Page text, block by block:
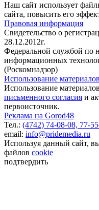
Наш сайт использует
сайта, повысить его
Правовая информация
Свидетельство о
28.12.2012г.
Федеральной службой по
информационных
(Роскомнадзор)
Использование материалов
Использование
письменного согласия и
первоисточник.
Реклама на Gorod48
Тел.: (4742) 74-08-08, 77-
email: info@pridemedia.ru
Используя данный сайт,
файлов cookie
подтвердить